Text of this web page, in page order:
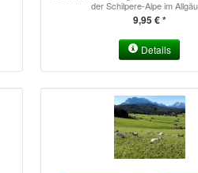
der Schilpere-Alpe im
9,95 € *
Details